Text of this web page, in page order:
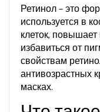
Ретинол – это
используется в
клеток,
избавиться от
свойствам
антивозрастных
масках.